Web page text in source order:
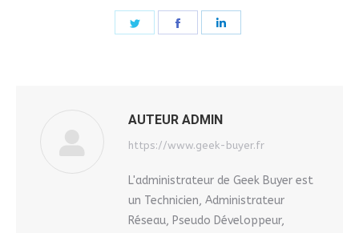
Share
Share
AUTEUR ADMIN
https://www.geek-buyer.fr
L'administrateur de Geek Buyer est
un Technicien, Administrateur
Réseau, Pseudo Développeur,